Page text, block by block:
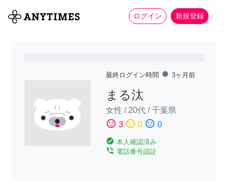
ログイン 新規登録
全て 家事 more_horiz
最終ログイン時間 fiber_manual_record 3ヶ月前
まる汰
女性 / 20代 /千葉県
sentiment_satisfied 3 sentiment_neutral 0 sentiment_dissatisfied 0
check_circle 本人確認済み
phone_in_talk 電話番号認証